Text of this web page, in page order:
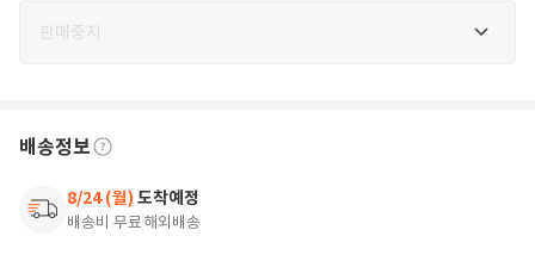
판매중지
배송정보
8/24 (월) 도착예정
배송비 무료해외배송